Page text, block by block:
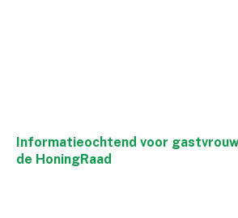
Informatieochtend voor
de HoningRaad